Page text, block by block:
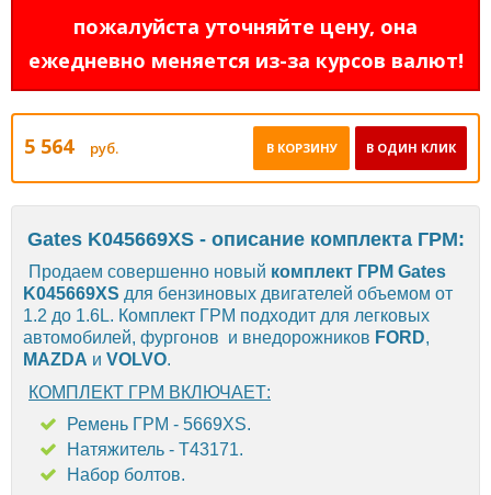
пожалуйста уточняйте цену, она
ежедневно меняется из-за курсов валют!
5 564 руб. В ОДИН КЛИК
В КОРЗИНУ
Gates K045669XS - описание комплекта ГРМ:
Продаем совершенно новый комплект ГРМ Gates
K045669XS для бензиновых двигателей объемом от
1.2 до 1.6L. Комплект ГРМ подходит для легковых
автомобилей, фургонов и внедорожников FORD,
MAZDA и VOLVO.
КОМПЛЕКТ ГРМ ВКЛЮЧАЕТ:
Ремень ГРМ - 5669XS.
Натяжитель - T43171.
Набор болтов.